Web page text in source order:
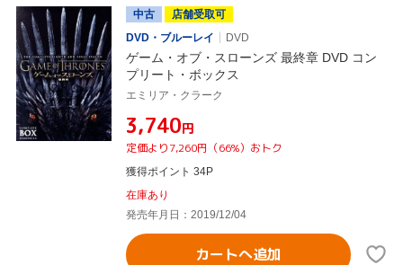
中古
店舗受取可
DVD・ブルーレイ
DVD
ゲーム・オブ・スローンズ 最終章 DVD コン
プリート・ボックス
エミリア・クラーク
¥3,740円
定価より7,260円（66%）おトク
獲得ポイント 34P
在庫あり
発売年月日：2019/12/04
カートへ追加